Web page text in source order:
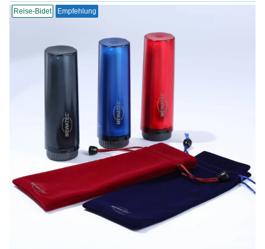
Reise-Bidet Empfehlung